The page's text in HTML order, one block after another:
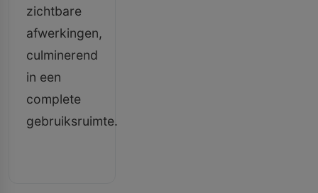
zichtbare
afwerkingen,
culminerend
in een
complete
gebruiksruimte.